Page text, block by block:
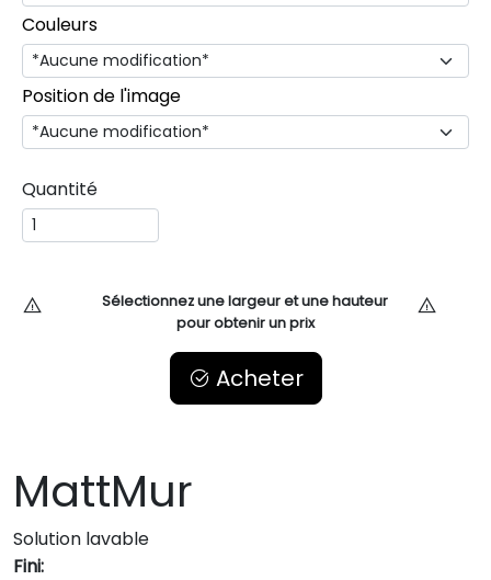
Couleurs
Position de l'image
Quantité
Sélectionnez une largeur et une hauteur
pour obtenir un prix
Acheter
MattMur
Solution lavable
Fini: